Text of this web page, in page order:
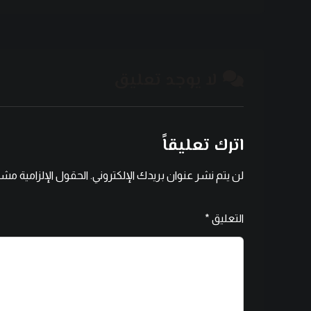
اترك تعليقاً
لن يتم نشر عنوان بريدك الإلكتروني. الحقول الإلزامية
التعليق *